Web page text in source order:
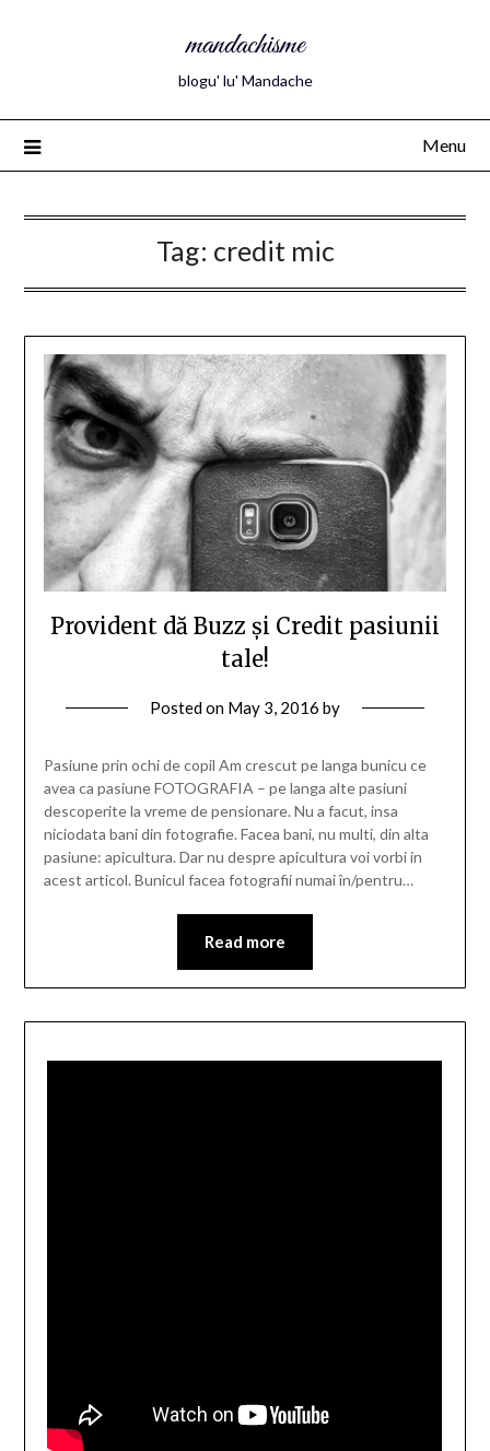
mandachisme
blogu' lu' Mandache
Menu
Tag: credit mic
Provident dă Buzz și Credit pasiunii
tale!
Posted on May 3, 2016 by
Pasiune prin ochi de copil Am crescut pe langa bunicu ce
avea ca pasiune FOTOGRAFIA – pe langa alte pasiuni
descoperite la vreme de pensionare. Nu a facut, insa
niciodata bani din fotografie. Facea bani, nu multi, din alta
pasiune: apicultura. Dar nu despre apicultura voi vorbi in
acest articol. Bunicul facea fotografii numai în/pentru…
Read more